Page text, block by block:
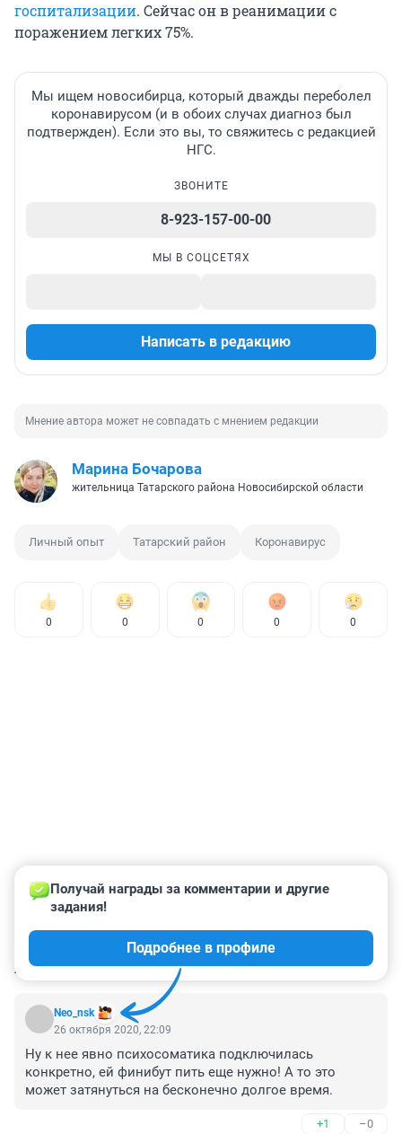
госпитализации. Сейчас он в реанимации с
поражением легких 75%.
Мы ищем новосибирца, который дважды переболел
коронавирусом (и в обоих случах диагноз был
подтвержден). Если это вы, то свяжитесь с редакцией
НГС.
ЗВОНИТЕ
8-923-157-00-00
МЫ В СОЦСЕТЯХ
Написать в редакцию
Мнение автора может не совпадать с мнением редакции
Марина Бочарова
жительница Татарского района Новосибирской области
Личный опыт Татарский район Коронавирус
0 0 0 0 0
КОММЕНТАРИИ 248
Neo_nsk
Получай награды за комментарии и другие
задания!
Подробнее в профиле
26 октября 2020, 22:09
Ну к нее явно психосоматика подключилась
конкретно, ей финибут пить еще нужно! А то это
может затянуться на бесконечно долгое время.
+1 –0